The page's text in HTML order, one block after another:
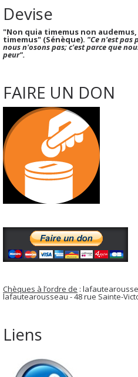
Devise
"Non quia timemus non
timemus" (Sénèque). "Ce n'est pas
nous n'osons pas; c'est parce que
peur".
FAIRE UN DON
Chèques à l’ordre de :
lafautearousseau - 48 rue Sainte-
Liens